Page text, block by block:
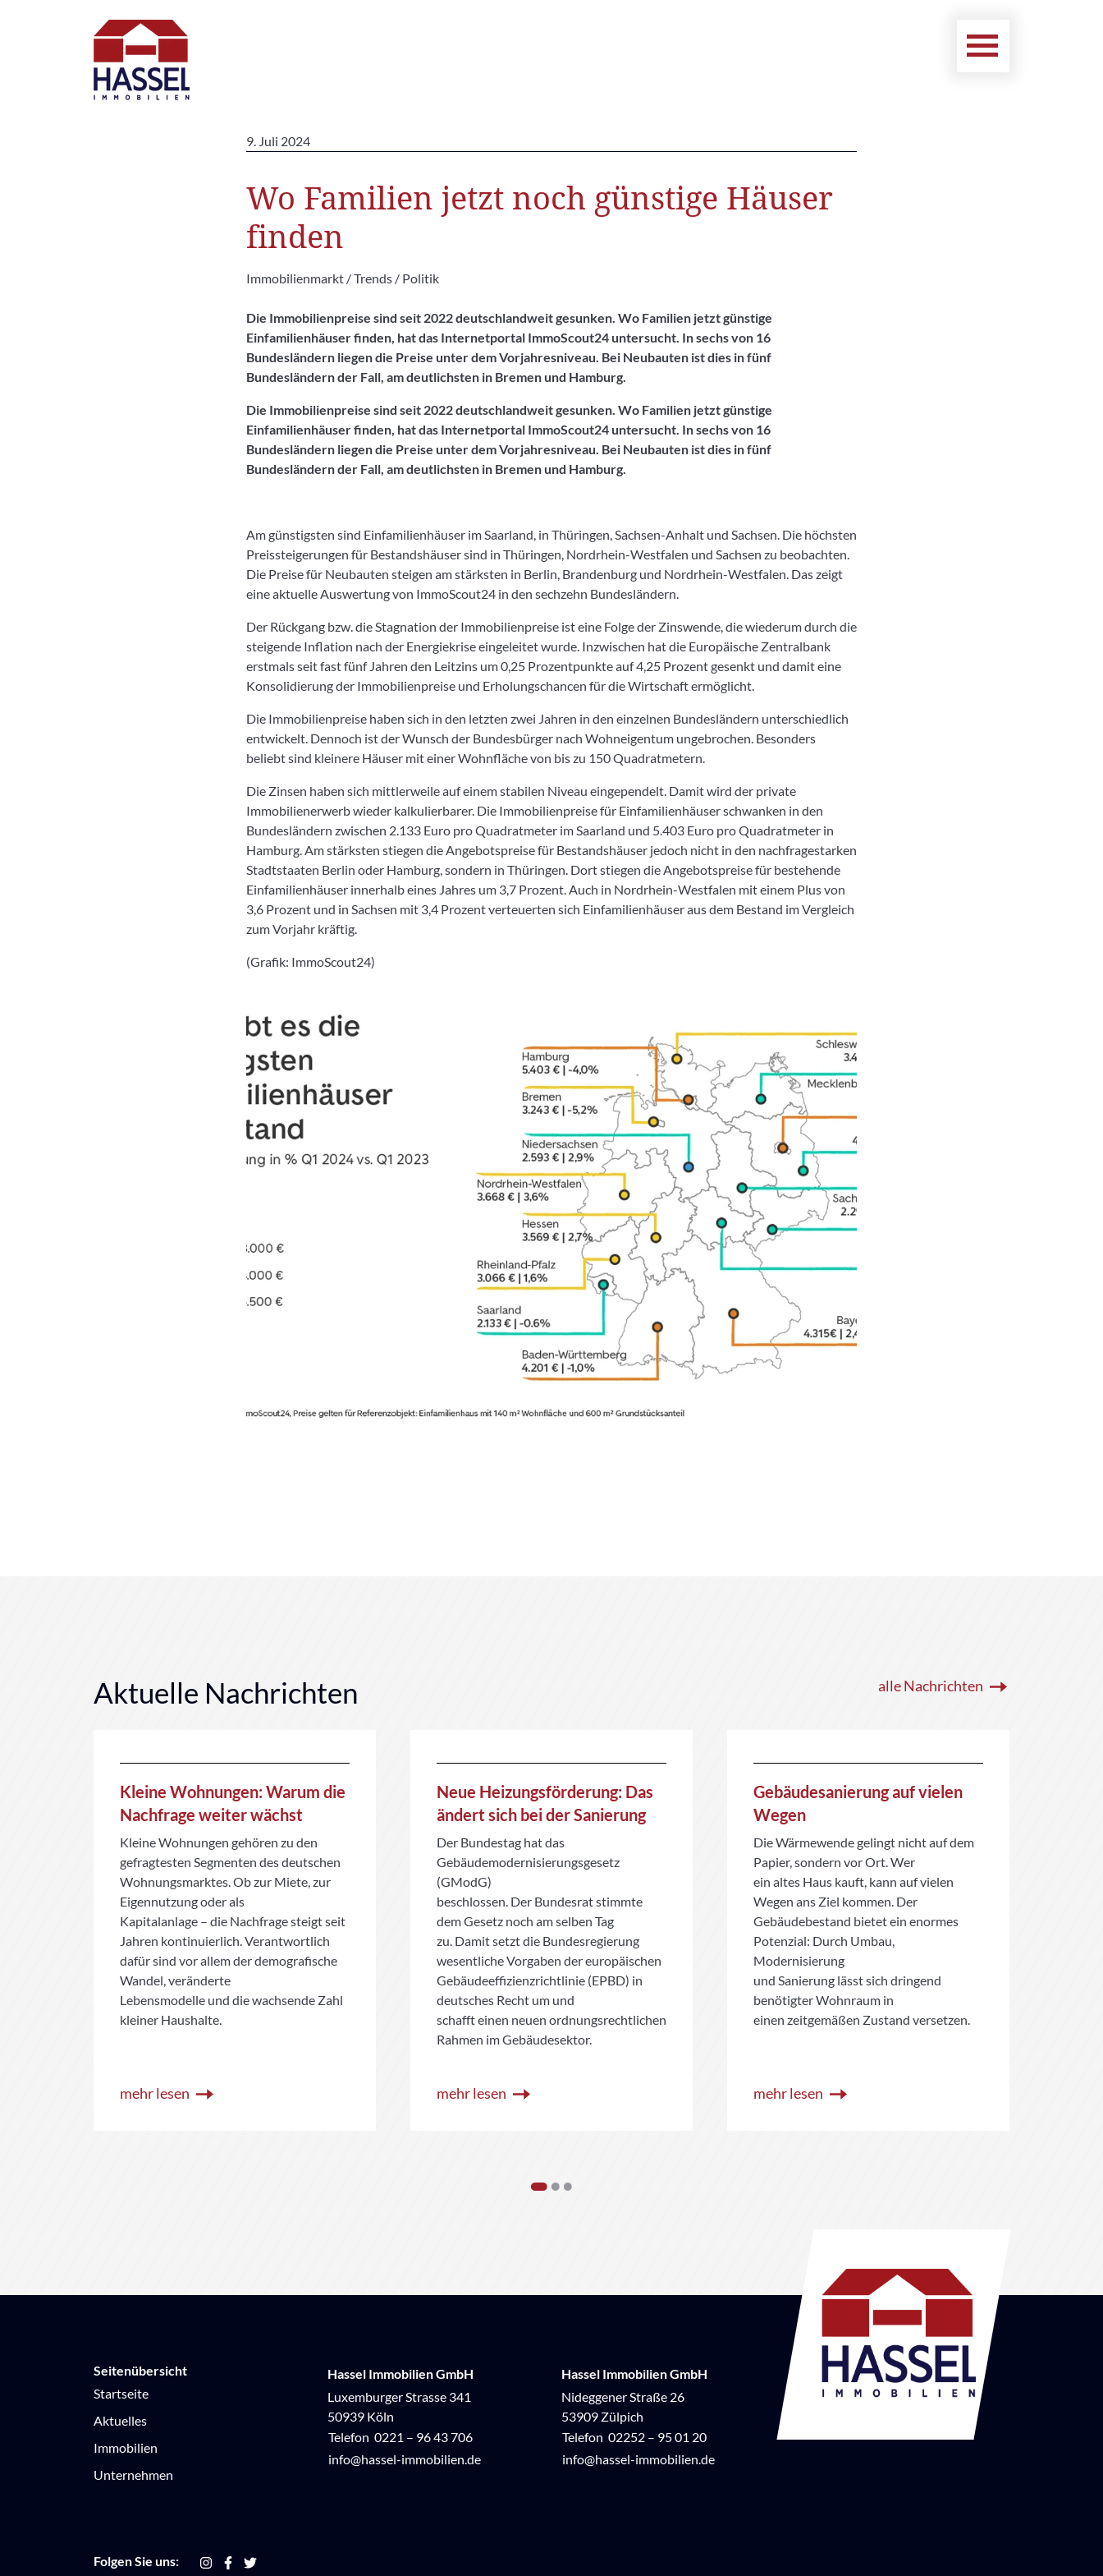
9. Juli 2024
Wo Familien jetzt noch günstige Häuser
finden
Immobilienmarkt / Trends / Politik
Die Immobilienpreise sind seit 2022 deutschlandweit gesunken. Wo Familien jetzt günstige
Einfamilienhäuser finden, hat das Internetportal ImmoScout24 untersucht. In sechs von 16
Bundesländern liegen die Preise unter dem Vorjahresniveau. Bei Neubauten ist dies in fünf
Bundesländern der Fall, am deutlichsten in Bremen und Hamburg.
Die Immobilienpreise sind seit 2022 deutschlandweit gesunken. Wo Familien jetzt günstige
Einfamilienhäuser finden, hat das Internetportal ImmoScout24 untersucht. In sechs von 16
Bundesländern liegen die Preise unter dem Vorjahresniveau. Bei Neubauten ist dies in fünf
Bundesländern der Fall, am deutlichsten in Bremen und Hamburg.
Am günstigsten sind Einfamilienhäuser im Saarland, in Thüringen, Sachsen-Anhalt und Sachsen. Die höchsten
Preissteigerungen für Bestandshäuser sind in Thüringen, Nordrhein-Westfalen und Sachsen zu beobachten.
Die Preise für Neubauten steigen am stärksten in Berlin, Brandenburg und Nordrhein-Westfalen. Das zeigt
eine aktuelle Auswertung von ImmoScout24 in den sechzehn Bundesländern.
Der Rückgang bzw. die Stagnation der Immobilienpreise ist eine Folge der Zinswende, die wiederum durch die
steigende Inflation nach der Energiekrise eingeleitet wurde. Inzwischen hat die Europäische Zentralbank
erstmals seit fast fünf Jahren den Leitzins um 0,25 Prozentpunkte auf 4,25 Prozent gesenkt und damit eine
Konsolidierung der Immobilienpreise und Erholungschancen für die Wirtschaft ermöglicht.
Die Immobilienpreise haben sich in den letzten zwei Jahren in den einzelnen Bundesländern unterschiedlich
entwickelt. Dennoch ist der Wunsch der Bundesbürger nach Wohneigentum ungebrochen. Besonders
beliebt sind kleinere Häuser mit einer Wohnfläche von bis zu 150 Quadratmetern.
Die Zinsen haben sich mittlerweile auf einem stabilen Niveau eingependelt. Damit wird der private
Immobilienerwerb wieder kalkulierbarer. Die Immobilienpreise für Einfamilienhäuser schwanken in den
Bundesländern zwischen 2.133 Euro pro Quadratmeter im Saarland und 5.403 Euro pro Quadratmeter in
Hamburg. Am stärksten stiegen die Angebotspreise für Bestandshäuser jedoch nicht in den nachfragestarken
Stadtstaaten Berlin oder Hamburg, sondern in Thüringen. Dort stiegen die Angebotspreise für bestehende
Einfamilienhäuser innerhalb eines Jahres um 3,7 Prozent. Auch in Nordrhein-Westfalen mit einem Plus von
3,6 Prozent und in Sachsen mit 3,4 Prozent verteuerten sich Einfamilienhäuser aus dem Bestand im Vergleich
zum Vorjahr kräftig.
(Grafik: ImmoScout24)
Aktuelle Nachrichten alle Nachrichten
Kleine Wohnungen: Warum die
Nachfrage weiter wächst
Kleine Wohnungen gehören zu den
gefragtesten Segmenten des deutschen
Wohnungsmarktes. Ob zur Miete, zur
Eigennutzung oder als
Kapitalanlage – die Nachfrage steigt seit
Jahren kontinuierlich. Verantwortlich
dafür sind vor allem der demografische
Wandel, veränderte
Lebensmodelle und die wachsende Zahl
kleiner Haushalte.
mehr lesen
Neue Heizungsförderung: Das
ändert sich bei der Sanierung
Der Bundestag hat das
Gebäudemodernisierungsgesetz
(GModG)
beschlossen. Der Bundesrat stimmte
dem Gesetz noch am selben Tag
zu. Damit setzt die Bundesregierung
wesentliche Vorgaben der europäischen
Gebäudeeffizienzrichtlinie (EPBD) in
deutsches Recht um und
schafft einen neuen ordnungsrechtlichen
Rahmen im Gebäudesektor.
mehr lesen
Gebäudesanierung auf vielen
Wegen
Die Wärmewende gelingt nicht auf dem
Papier, sondern vor Ort. Wer
ein altes Haus kauft, kann auf vielen
Wegen ans Ziel kommen. Der
Gebäudebestand bietet ein enormes
Potenzial: Durch Umbau,
Modernisierung
und Sanierung lässt sich dringend
benötigter Wohnraum in
einen zeitgemäßen Zustand versetzen.
mehr lesen
1 2 3
Seitenübersicht
Startseite
Aktuelles
Immobilien
Unternehmen
Hassel Immobilien GmbH
Luxemburger Strasse 341
50939 Köln
Telefon 0221 – 96 43 706
info@hassel-immobilien.de
Hassel Immobilien GmbH
Nideggener Straße 26
53909 Zülpich
Telefon 02252 – 95 01 20
info@hassel-immobilien.de
Folgen Sie uns: